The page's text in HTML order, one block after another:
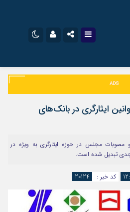
تلگرام
ایتا
اپلیکیشن
ایثارگری در بانک‌های
مصوبات مجلس در حوزه ایثارگری به ویژه در
تبدیل شده است.
کد خبر : 20124